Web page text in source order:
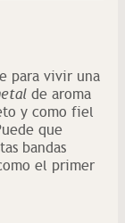
para vivir una
de aroma
y como fiel
que
bandas
el primer